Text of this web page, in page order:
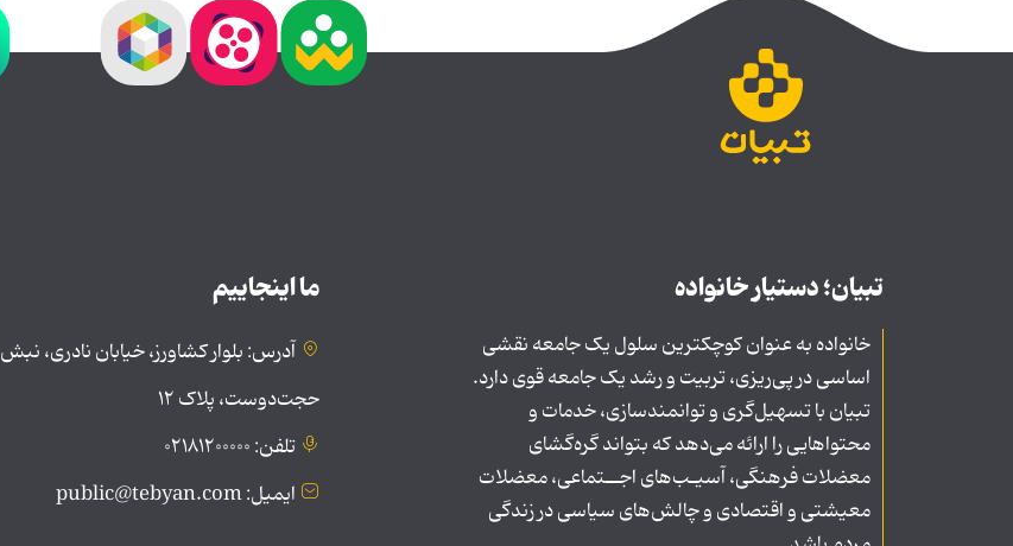
تبیان؛ دستیار خانواده
خانواده به عنوان کوچکترین سلول یک جامعه نقشی
اساسی در پی‌ریزی، تربیت و رشد یک جامعه قوی دارد.
تبیان با تسهیل‌گری و توانمندسازی، خدمات و
محتواهایی را ارائه می‌دهد که بتواند گره‌گشای
معضلات فرهنگی، آسیـب‌های اجــتماعی، معضلات
معیشتی و اقتصادی و چالش‌های سیاسی در زندگی
ما اینجاییم
آدرس: بلوار کشاورز، خیابان نادری، نبش
حجت‌دوست، پلاک ۱۲
تلفن: ۰۲۱۸۱۲۰۰۰۰۰
ایمیل: public@tebyan.com